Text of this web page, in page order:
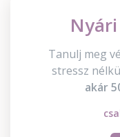
Tanulj meg
stressz
akár